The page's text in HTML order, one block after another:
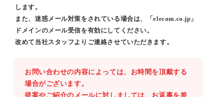
します。
また、迷惑メール対策をされている場合は、「elecom.co.jp」
ドメインのメール受信を有効にしてください。
改めて当社スタッフよりご連絡させていただきます。
お問い合わせの内容によっては、お時間を頂戴する
場合がございます。
提案やご紹介のメールに対しましては、お返事を差